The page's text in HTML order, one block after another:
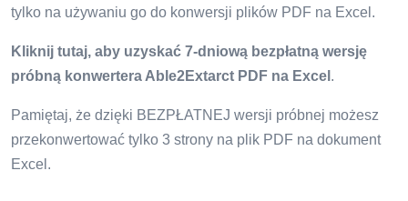
tylko na używaniu go do konwersji plików PDF na Excel.
Kliknij tutaj, aby uzyskać 7-dniową bezpłatną wersję
próbną konwertera Able2Extarct PDF na Excel .
Pamiętaj, że dzięki BEZPŁATNEJ wersji próbnej możesz
przekonwertować tylko 3 strony na plik PDF na dokument
Excel.